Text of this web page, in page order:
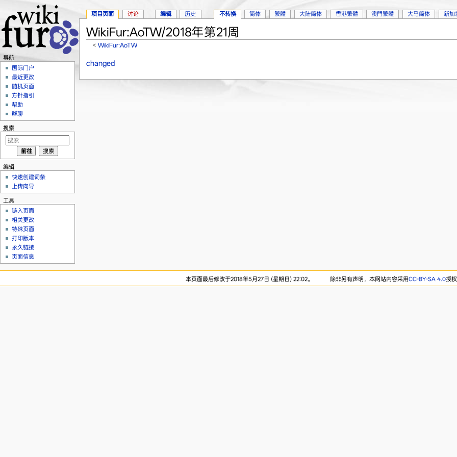
WikiFur:AoTW/2018年第21周
<WikiFur:AoTW
changed
项目页面 讨论 编辑 历史 不转换 简体 繁體 大陆简体 香港繁體 澳門繁體 大马简体 新加
导航
国际门户
最近更改
随机页面
方针指引
帮助
群聊
搜索
编辑
快速创建词条
上传向导
工具
链入页面
相关更改
特殊页面
打印版本
永久链接
页面信息
本页面最后修改于2018年5月27日 (星期日) 22:02。 除非另有声明，本网站内容采用CC-BY-SA 4.0授权